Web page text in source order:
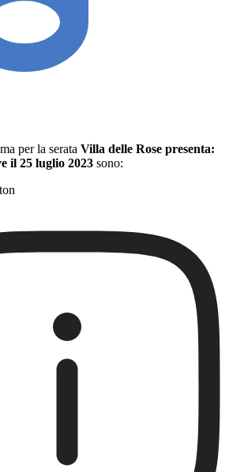
per la serata Villa delle Rose presenta:
il 25 luglio 2023 sono: